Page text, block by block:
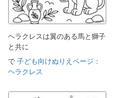
ヘラクレスは翼のある馬と獅子
と共に
で 子ども向けぬりえページ：
ヘラクレス